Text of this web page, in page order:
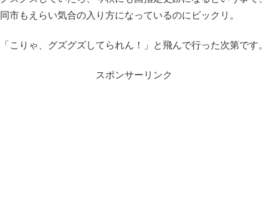
同市もえらい気合の入り方になっているのにビックリ。
「こりゃ、グズグズしてられん！」と飛んで行った次第です。
スポンサーリンク